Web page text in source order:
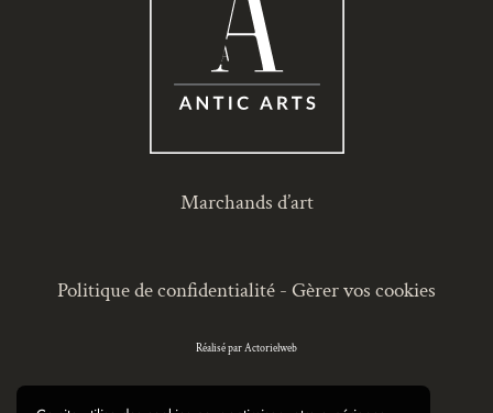
Marchands d’art
Politique de confidentialité - Gèrer vos cookies
Réalisé par Actorielweb